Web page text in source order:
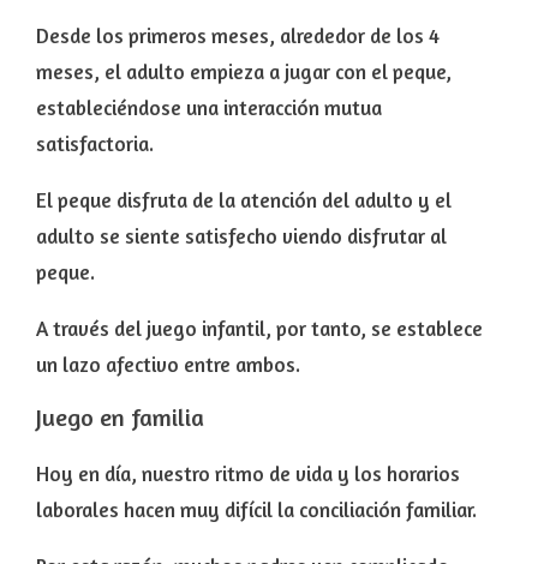
Desde los primeros meses, alrededor de los 4
meses, el adulto empieza a jugar con el peque,
estableciéndose una interacción mutua
satisfactoria.
El peque disfruta de la atención del adulto y el
adulto se siente satisfecho viendo disfrutar al
peque.
A través del juego infantil, por tanto, se establece
un lazo afectivo entre ambos.
Juego en familia
Hoy en día, nuestro ritmo de vida y los horarios
laborales hacen muy difícil la conciliación familiar.